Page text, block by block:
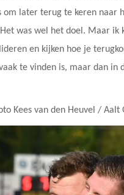
om later terug te keren naar
was wel het doel. Maar ik
en kijken hoe je
te vinden is, maar dan in
Kees van den Heuvel / Aalt